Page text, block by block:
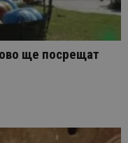
ще посрещат